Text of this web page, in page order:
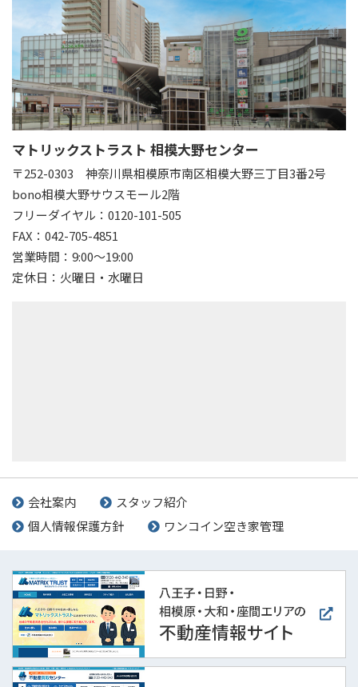
マトリックストラスト 相模大野センター
〒252-0303 神奈川県相模原市南区相模大野三丁目3番2号
bono相模大野サウスモール2階
フリーダイヤル：0120-101-505
FAX：042-705-4851
営業時間：9:00～19:00
定休日：火曜日・水曜日
会社案内
スタッフ紹介
個人情報保護方針
ワンコイン空き家管理